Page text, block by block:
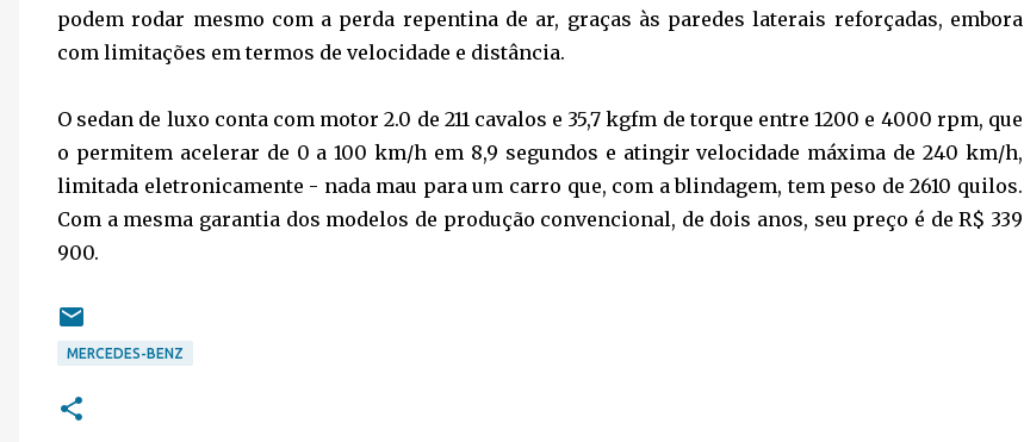
podem rodar mesmo com a perda repentina de ar, graças às paredes laterais reforçadas, embora
com limitações em termos de velocidade e distância.
O sedan de luxo conta com motor 2.0 de 211 cavalos e 35,7 kgfm de torque entre 1200 e 4000 rpm, que
o permitem acelerar de 0 a 100 km/h em 8,9 segundos e atingir velocidade máxima de 240 km/h,
limitada eletronicamente - nada mau para um carro que, com a blindagem, tem peso de 2610 quilos.
Com a mesma garantia dos modelos de produção convencional, de dois anos, seu preço é de R$ 339
900.
MERCEDES-BENZ